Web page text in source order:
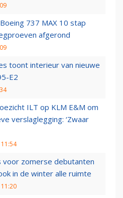
737 MAX 10 stap
afgerond
toont interieur van nieuwe
E2
ILT op KLM E&M om
verslaglegging: ‘Zwaar
voor zomerse debutanten
in de winter alle ruimte